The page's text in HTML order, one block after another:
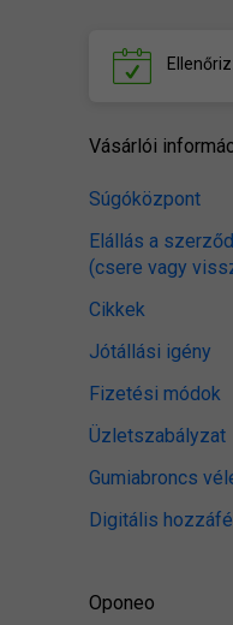
Vásárlói
Súgóközpont
Elállás a
(csere vagy
Cikkek
Jótállási igény
Fizetési módok
Üzletszabályzat
Gumiabroncs
Digitális
Oponeo